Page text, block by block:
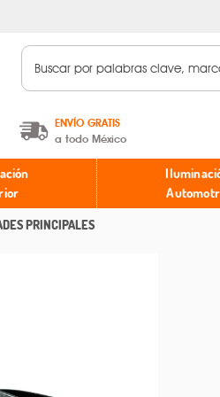
ENVÍO GRATIS
a todo México
A partir de $599 MXN.
* Aplican restricciones
PRINCIPALES